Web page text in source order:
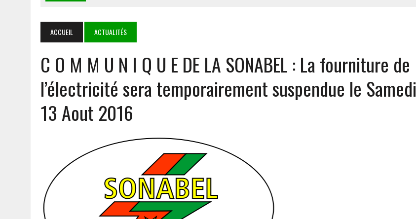
DÉDOUGOU : LES CORPS CONSTITUÉS RENDENT HOMMAGE AUX ÉLÉMENTS DU 7ᵉ GROUPEMENT D’INTERVENTION RAPIDE
5 AOÛT 2026 | GOULMOU : LA BVDP RENFORCE LES CAPACITÉS PSYCHOSOCIALES ET SANITAIRES DES VDP
5 AOÛT 2026
COOPÉRATION SÉCURITAIRE AES : MAHAMADOU SANA ÉCHANGE AVEC SON HOMOLOGUE NIGÉRIEN MOHAMED TOUMBA À NIAMEY
7 AOÛT 2026
MALI : APRÈS 5 ANS DE TRANSITION, LE GOUVERNEMENT DRESSE SON BILAN ET FIXE LE CAP DU « MALI KURA »
ACCUEIL ACTUALITÉS
C O M M U N I Q U E DE LA SONABEL : La fourniture de
l’électricité sera temporairement suspendue le Samedi
13 Aout 2016